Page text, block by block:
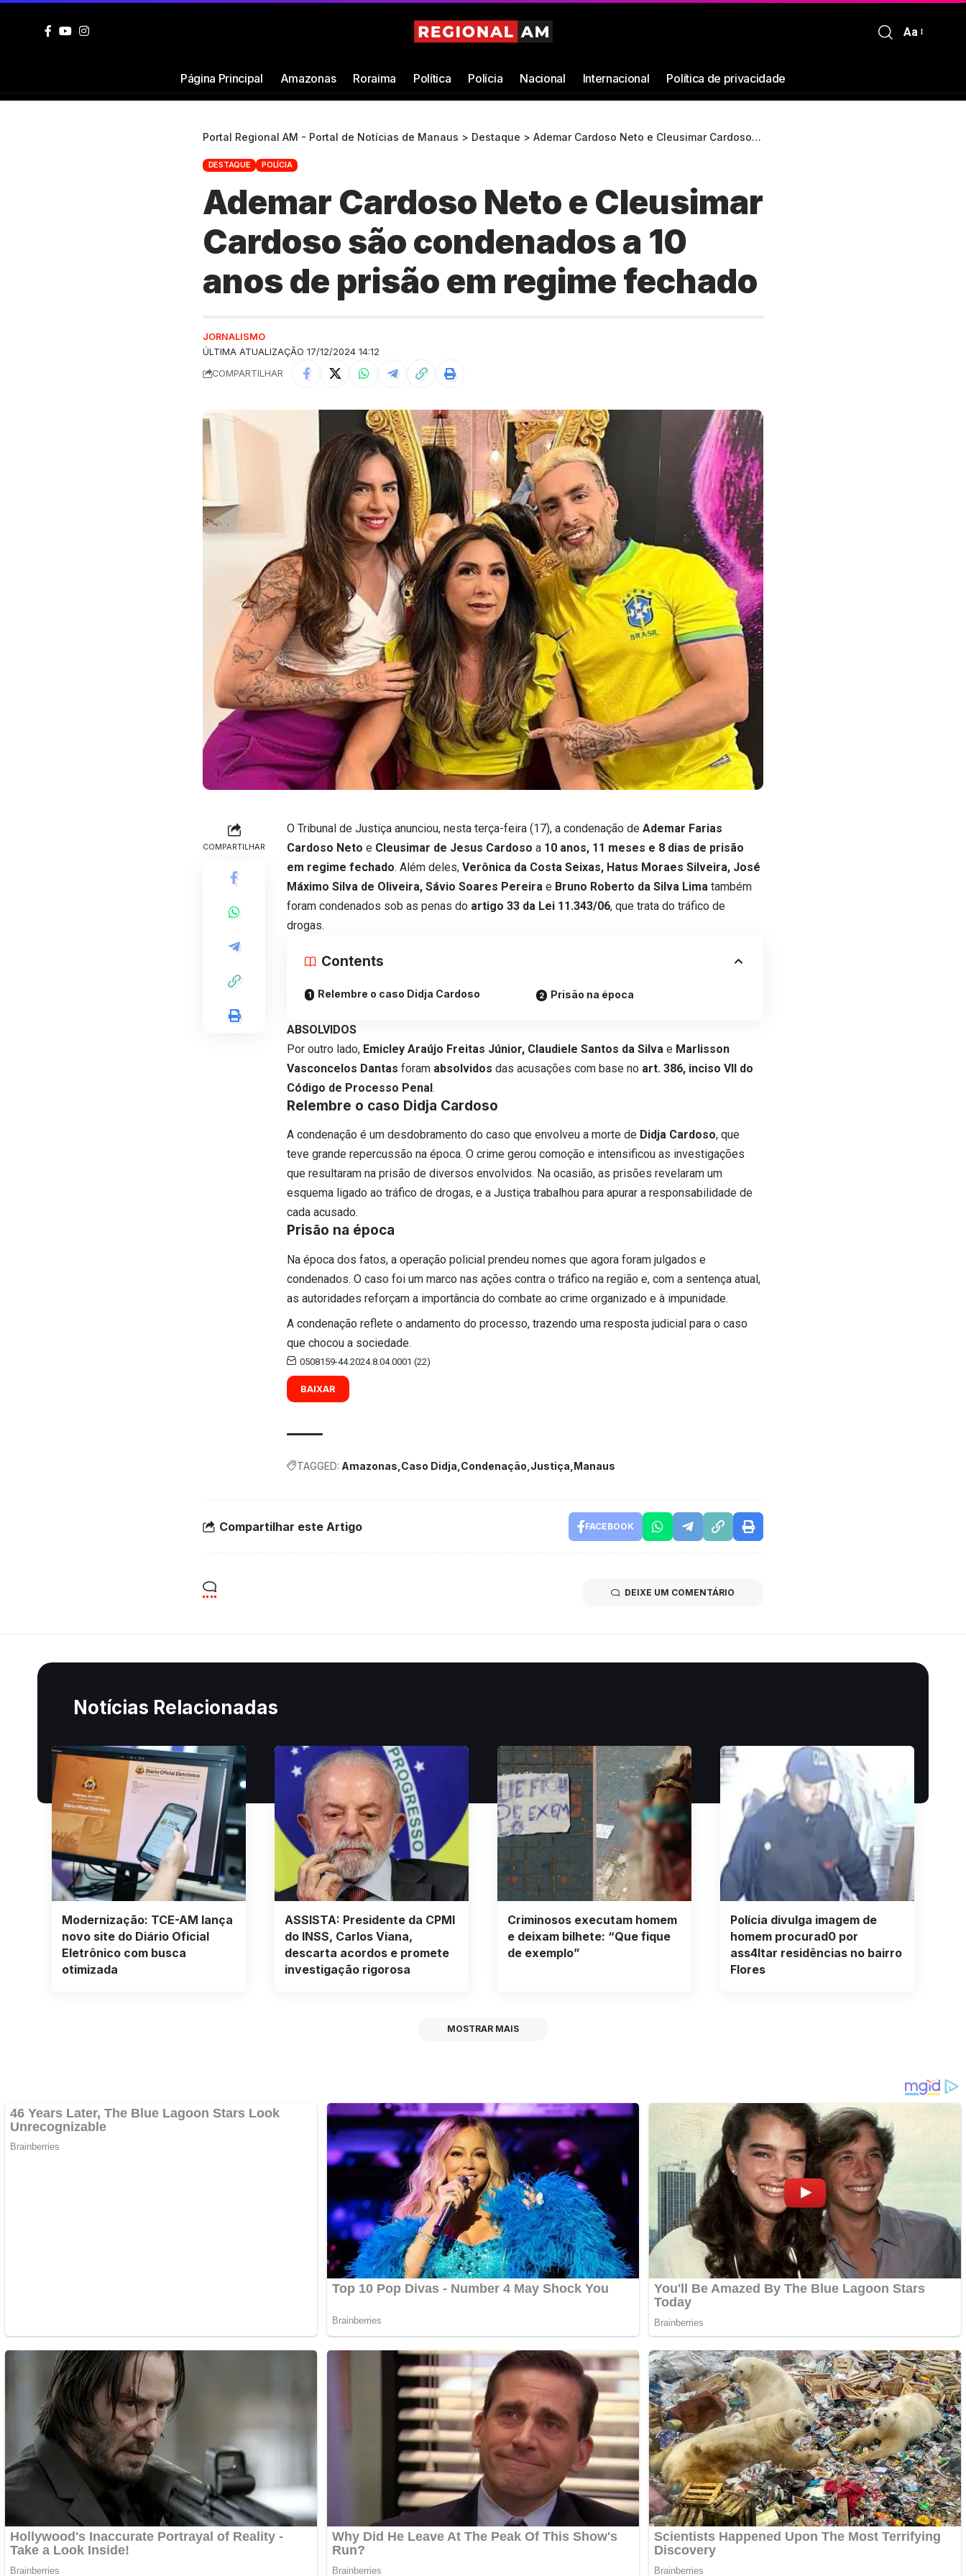
Aa
Página Principal Amazonas Roraima Política Polícia Nacional Internacional Política de privacidade
Portal Regional AM - Portal de Notícias de Manaus > Destaque > Ademar Cardoso Neto e Cleusimar Cardoso são condenados a 10 anos de prisão em regime fechado
DESTAQUE POLÍCIA
Ademar Cardoso Neto e Cleusimar
Cardoso são condenados a 10
anos de prisão em regime fechado
ÚLTIMA ATUALIZAÇÃO 17/12/2024 14:12
JORNALISMO
COMPARTILHAR
COMPARTILHAR
O Tribunal de Justiça anunciou, nesta terça-feira (17), a condenação de Ademar Farias
Cardoso Neto e Cleusimar de Jesus Cardoso a 10 anos, 11 meses e 8 dias de prisão
em regime fechado. Além deles, Verônica da Costa Seixas, Hatus Moraes Silveira, José
Máximo Silva de Oliveira, Sávio Soares Pereira e Bruno Roberto da Silva Lima também
foram condenados sob as penas do artigo 33 da Lei 11.343/06, que trata do tráfico de
drogas.
Contents
Relembre o caso Didja Cardoso Prisão na época
ABSOLVIDOS
Por outro lado, Emicley Araújo Freitas Júnior, Claudiele Santos da Silva e Marlisson
Vasconcelos Dantas foram absolvidos das acusações com base no art. 386, inciso VII do
Código de Processo Penal.
Relembre o caso Didja Cardoso
A condenação é um desdobramento do caso que envolveu a morte de Didja Cardoso, que
teve grande repercussão na época. O crime gerou comoção e intensificou as investigações
que resultaram na prisão de diversos envolvidos. Na ocasião, as prisões revelaram um
esquema ligado ao tráfico de drogas, e a Justiça trabalhou para apurar a responsabilidade de
cada acusado.
Prisão na época
Na época dos fatos, a operação policial prendeu nomes que agora foram julgados e
condenados. O caso foi um marco nas ações contra o tráfico na região e, com a sentença atual,
as autoridades reforçam a importância do combate ao crime organizado e à impunidade.
A condenação reflete o andamento do processo, trazendo uma resposta judicial para o caso
que chocou a sociedade.
0508159-44.2024.8.04.0001 (22)
BAIXAR
TAGGED: Amazonas Caso Didja Condenação Justiça Manaus
Compartilhar este Artigo FACEBOOK
DEIXE UM COMENTÁRIO
Notícias Relacionadas
Modernização: TCE-AM lança
novo site do Diário Oficial
Eletrônico com busca
otimizada
ASSISTA: Presidente da CPMI
do INSS, Carlos Viana,
descarta acordos e promete
investigação rigorosa
Criminosos executam homem
e deixam bilhete: “Que fique
de exemplo”
Polícia divulga imagem de
homem procurad0 por
ass4ltar residências no bairro
Flores
MOSTRAR MAIS